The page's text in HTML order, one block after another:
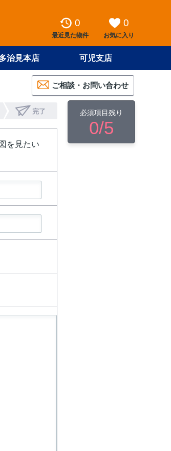
0
最近見た物件
0
お気に入り
治見本店 可児支店
ご相談・お問い合わせ
完了
を見たい
必須項目残り
0/5